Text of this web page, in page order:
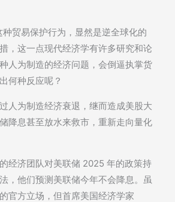
贸易保护行为，显然是逆全球化的
，这一点现代经济学有许多研究和论
人为制造的经济问题，会倒逼执掌货
何种反应呢？
人为制造经济衰退，继而造成美股大
降息甚至放水来救市，重新走向量化
经济团队对美联储 2025 年的政策持
，他们预测美联储今年不会降息。虽
官方立场，但首席美国经济学家